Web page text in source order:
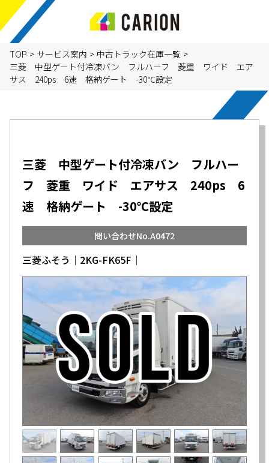
TOP > サービス案内 > 中古トラック在庫一覧 >
三菱 中型ゲート付冷凍バン フルハーフ 菱重 ワイド エア
サス 240ps 6速 格納ゲート -30℃設定
三菱 中型ゲート付冷凍バン フルハー
フ 菱重 ワイド エアサス 240ps 6
速 格納ゲート -30℃設定
問い合わせNo.A0472
三菱ふそう│2KG-FK65F│